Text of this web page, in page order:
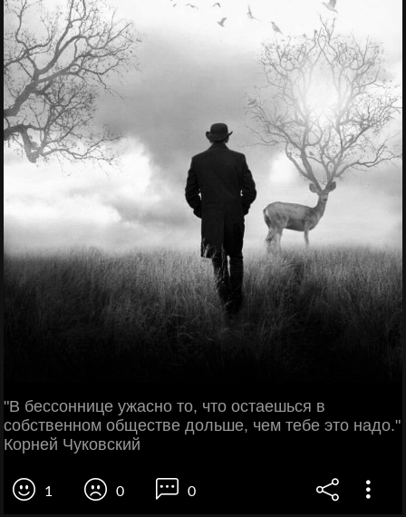
"В бессоннице ужасно то, что остаешься в
собственном обществе дольше, чем тебе это надо."
Корней Чуковский
1 0 0